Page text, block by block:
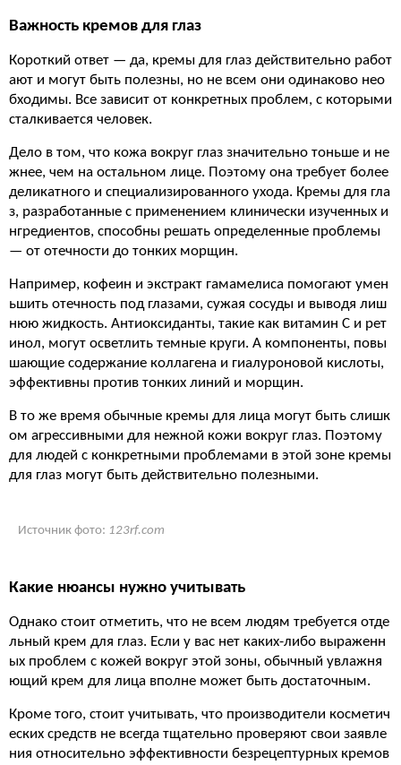
Важность кремов для глаз
Короткий ответ — да, кремы для глаз действительно работ
ают и могут быть полезны, но не всем они одинаково нео
бходимы. Все зависит от конкретных проблем, с которыми
сталкивается человек.
Дело в том, что кожа вокруг глаз значительно тоньше и не
жнее, чем на остальном лице. Поэтому она требует более
деликатного и специализированного ухода. Кремы для гла
з, разработанные с применением клинически изученных и
нгредиентов, способны решать определенные проблемы
— от отечности до тонких морщин.
Например, кофеин и экстракт гамамелиса помогают умен
ьшить отечность под глазами, сужая сосуды и выводя лиш
нюю жидкость. Антиоксиданты, такие как витамин С и рет
инол, могут осветлить темные круги. А компоненты, повы
шающие содержание коллагена и гиалуроновой кислоты,
эффективны против тонких линий и морщин.
В то же время обычные кремы для лица могут быть слишк
ом агрессивными для нежной кожи вокруг глаз. Поэтому
для людей с конкретными проблемами в этой зоне кремы
для глаз могут быть действительно полезными.
Источник фото: 123rf.com
Какие нюансы нужно учитывать
Однако стоит отметить, что не всем людям требуется отде
льный крем для глаз. Если у вас нет каких-либо выраженн
ых проблем с кожей вокруг этой зоны, обычный увлажня
ющий крем для лица вполне может быть достаточным.
Кроме того, стоит учитывать, что производители косметич
еских средств не всегда тщательно проверяют свои заявле
ния относительно эффективности безрецептурных кремов